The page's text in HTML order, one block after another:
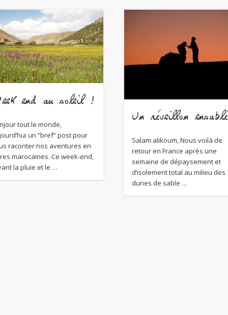
end au soleil !
tout le monde,
un “bref” post pour
raconter nos aventures en
marocaines. Ce week-end,
la pluie et le …
Un réveillon ensablé
Salam alikoum, Nous voilà de
retour en France après une
semaine de dépaysement et
d’isolement total au milieu des
dunes de sable …